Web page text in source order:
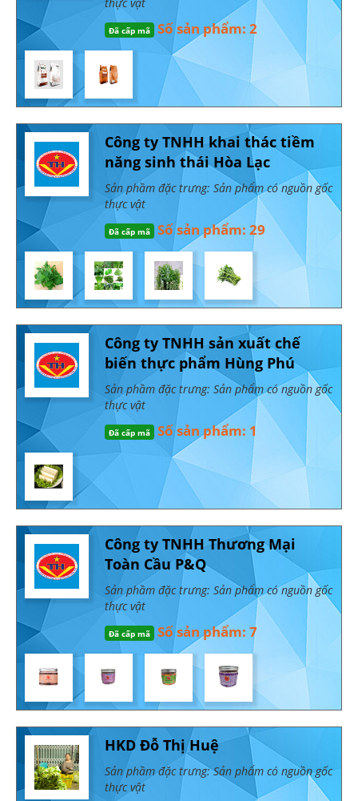
thực vật
Đã cấp mã Số sản phẩm: 2
Công ty TNHH khai thác tiềm
năng sinh thái Hòa Lạc
Sản phầm đặc trưng: Sản phẩm có nguồn gốc
thực vật
Đã cấp mã Số sản phẩm: 29
Công ty TNHH sản xuất chế
biến thực phẩm Hùng Phú
Sản phầm đặc trưng: Sản phẩm có nguồn gốc
thực vật
Đã cấp mã Số sản phẩm: 1
Công ty TNHH Thương Mại
Toàn Cầu P&Q
Sản phầm đặc trưng: Sản phẩm có nguồn gốc
thực vật
Đã cấp mã Số sản phẩm: 7
HKD Đỗ Thị Huệ
Sản phầm đặc trưng: Sản phẩm có nguồn gốc
thực vật